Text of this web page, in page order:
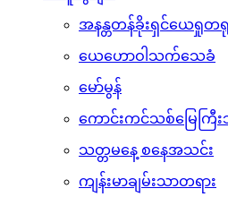
အနန္တတန်ခိုးရှင်ယေရှု
ယေဟောဝါသက်သေခံ
မော်မွန်
ကောင်းကင်သစ်မြေကြီ
သတ္တမနေ့ စနေအသင်း
ကျန်းမာချမ်းသာတရား